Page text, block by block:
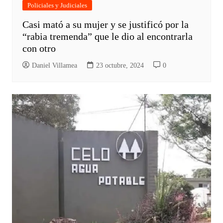
Policiales y Judiciales
Casi mató a su mujer y se justificó por la
“rabia tremenda” que le dio al encontrarla
con otro
Daniel Villamea 23 octubre, 2024 0